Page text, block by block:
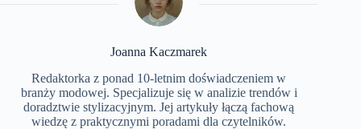
Joanna Kaczmarek
Redaktorka z ponad 10-letnim doświadczeniem w
branży modowej. Specjalizuje się w analizie trendów i
doradztwie stylizacyjnym. Jej artykuły łączą fachową
wiedzę z praktycznymi poradami dla czytelników.